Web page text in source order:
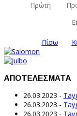
Πρώτη
Πίσω
ΑΠΟΤΕΛΕΣΜΑΤΑ
26.03.2023 -
26.03.2023 -
26.03.2023 -